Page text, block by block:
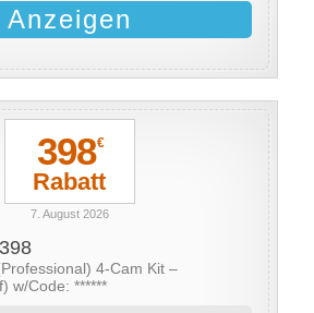
Anzeigen
398€
Rabatt
7. August 2026
4-Cam Kit –
w/Code: ******